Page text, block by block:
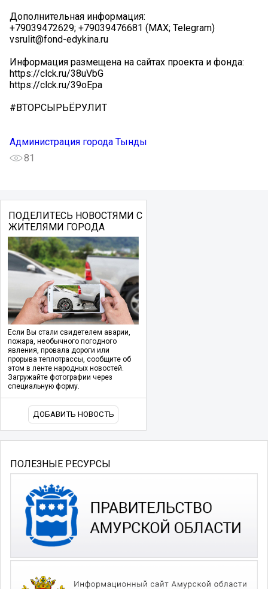
Дополнительная информация:
+79039472629; +79039476681 (MAX; Telegram)
vsrulit@fond-edykina.ru
Информация размещена на сайтах проекта и фонда:
https://clck.ru/38uVbG
https://clck.ru/39oEpa
#ВТОРСЫРЬЁРУЛИТ
Администрация города Тынды
81
ПОДЕЛИТЕСЬ НОВОСТЯМИ С
ЖИТЕЛЯМИ ГОРОДА
Если Вы стали свидетелем аварии,
пожара, необычного погодного
явления, провала дороги или
прорыва теплотрассы, сообщите об
этом в ленте народных новостей.
Загружайте фотографии через
специальную форму.
ДОБАВИТЬ НОВОСТЬ
ПОЛЕЗНЫЕ РЕСУРСЫ